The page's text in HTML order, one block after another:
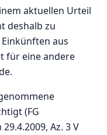
aktuellen Urteil
deshalb zu
aus
für eine andere
(FG
Az. 3 V